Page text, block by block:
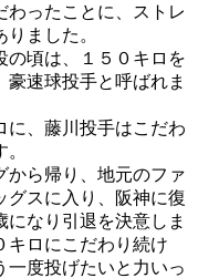
わったことに、ストレ
ました。
の頃は、１５０キロを
豪速球投手と呼ばれま
に、藤川投手はこだわ
から帰り、地元のファ
グスに入り、阪神に復
になり引退を決意しま
キロにこだわり続け
一度投げたいと力いっ